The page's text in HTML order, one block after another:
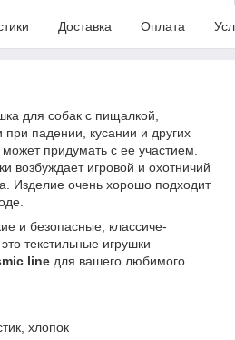
Доставка Оплата
для собак с пищалкой,
падении, кусании и других
придумать с ее участием.
возбуждает игровой и охотничий
Изделие очень хорошо подходит
и безопасные, классиче-
текстильные игрушки
line для вашего любимого
хлопок